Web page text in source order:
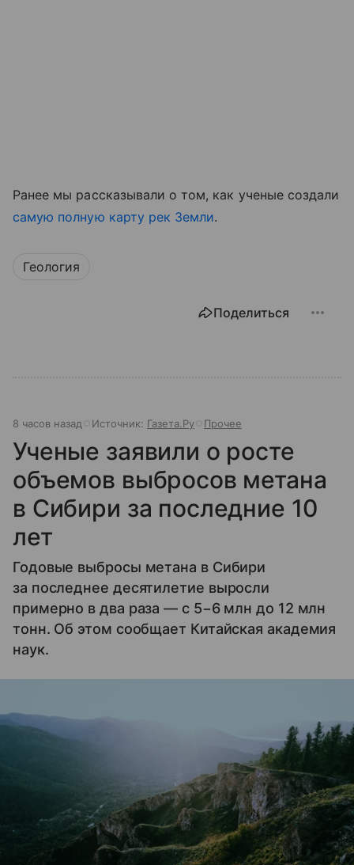
Ранее мы рассказывали о том, как ученые создали
самую полную карту рек Земли.
Геология
Поделиться
8 часов назад Источник: Газета.Ру Прочее
Ученые заявили о росте
объемов выбросов метана
в Сибири за последние 10
лет
Годовые выбросы метана в Сибири
за последнее десятилетие выросли
примерно в два раза — с 5−6 млн до 12 млн
тонн. Об этом сообщает Китайская академия
наук.